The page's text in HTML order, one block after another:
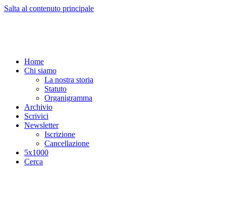
Salta al contenuto principale
Home
Chi siamo
La nostra storia
Statuto
Organigramma
Archivio
Scrivici
Newsletter
Iscrizione
Cancellazione
5x1000
Cerca